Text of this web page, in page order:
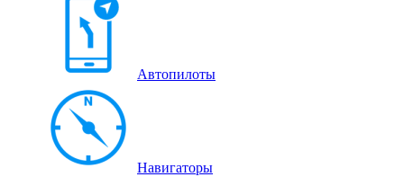
Автопилоты
Навигаторы